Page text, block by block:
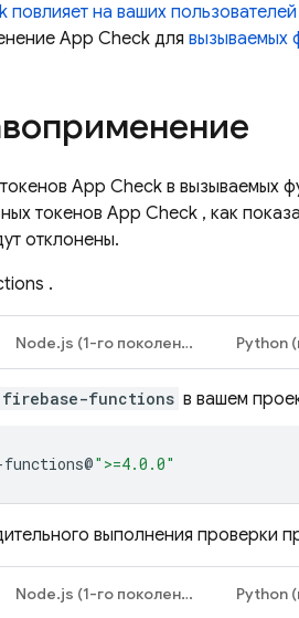
повлияет на ваших пользователей
App Check для вызываемых
App Check в вызываемых
токенов App Check , как
отклонены.
.
Node.js (1-го поколения)
firebase-functions в вашем
">=4.0.0"
выполнения проверки
Node.js (1-го поколения)